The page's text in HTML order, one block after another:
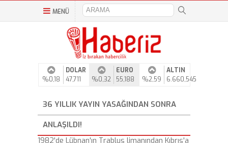
MENÜ
%0,18
DOLAR
47,711
%0,32
EURO
55,188
%2,59
ALTIN
6.660,545
36 YILLIK YAYIN YASAĞINDAN SONRA
ANLAŞILDI!
1982'de Lübnan'ın Trablus limanından Kıbrıs'a